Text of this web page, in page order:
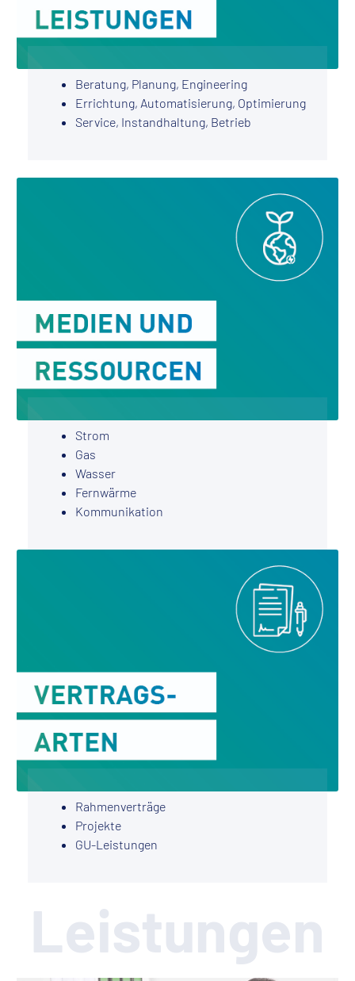
Beratung, Planung, Engineering
Errichtung, Automatisierung, Optimierung
Service, Instandhaltung, Betrieb
Strom
Gas
Wasser
Fernwärme
Kommunikation
Rahmenverträge
Projekte
GU-Leistungen
Leistungen